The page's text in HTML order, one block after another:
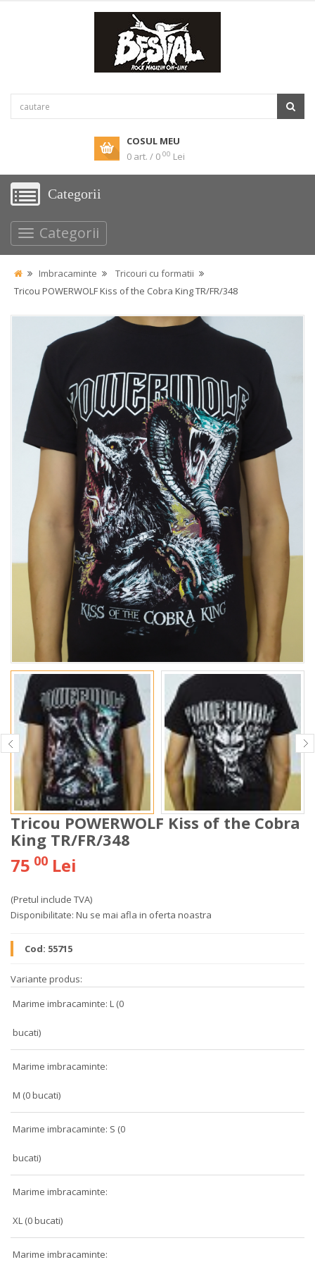
COSUL MEU
0 art. / 0 00 Lei
Categorii
Categorii
Imbracaminte
Tricouri cu formatii
Tricou POWERWOLF Kiss of the Cobra King TR/FR/348
Tricou POWERWOLF Kiss of the Cobra
King TR/FR/348
75 00 Lei
(Pretul include TVA)
Disponibilitate: Nu se mai afla in oferta noastra
Cod: 55715
Variante produs:
Marime imbracaminte: L (0
bucati)
Marime imbracaminte:
M (0 bucati)
Marime imbracaminte: S (0
bucati)
Marime imbracaminte:
XL (0 bucati)
Marime imbracaminte: